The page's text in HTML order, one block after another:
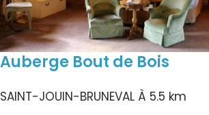
Auberge Bout de Bois
SAINT-JOUIN-BRUNEVAL À 5.5 km